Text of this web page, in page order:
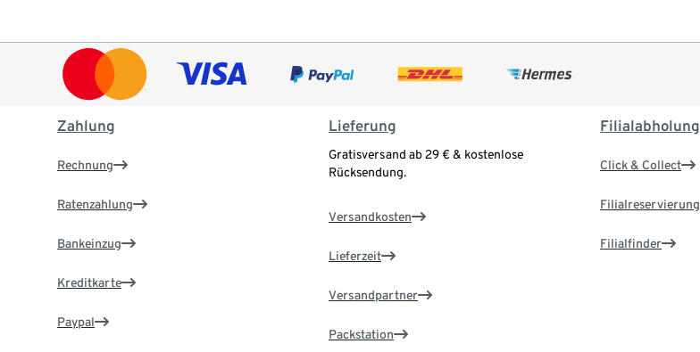
Zahlung
Rechnung
Ratenzahlung
Bankeinzug
Kreditkarte
Paypal
Lieferung
Gratisversand ab 29 € & kostenlose
Rücksendung.
Versandkosten
Lieferzeit
Versandpartner
Packstation
Filialabholung
Click & Collect
Filialreservierung
Filialfinder